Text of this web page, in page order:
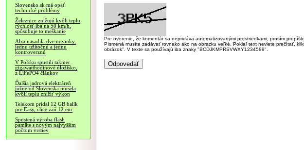
Slovensko.sk má opäť
technické problémy
Železnice znižujú kvôli teplu
rýchlosť iba na 50 km/h,
spôsobuje to meškanie
Alza nasadila dve novinky,
jednu užitočnú a jednu
kontroverznú
V Poľsku spustili takmer
gigawatthodinové úložisko,
z LiFePO4 článkov
Ďalšia jadrová elektráreň
južne od Slovenska musela
kvôli teplu znížiť výkon
Telekom pridal 12 GB balík
pre Easy, chce zaň 12 eur
Spustená výroba flash
pamäte s novým najvyšším
počtom vrstiev
Pre overenie, že komentár sa nepridáva automatizovanými prostriedkami, prosím
Písmená musíte zadávať rovnako ako na obrázku veľké. Pokiaľ text neviete prečítať,
obrázok". V texte sa používajú iba znaky "BCDJKMPRSVWXY1234589".